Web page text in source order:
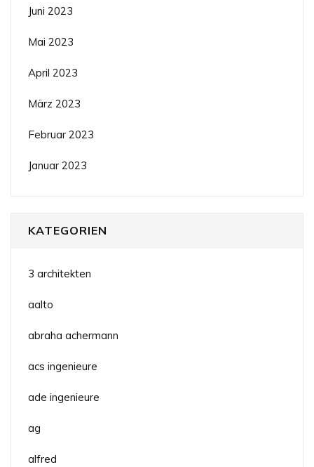
Juni 2023
Mai 2023
April 2023
März 2023
Februar 2023
Januar 2023
KATEGORIEN
3 architekten
aalto
abraha achermann
acs ingenieure
ade ingenieure
ag
alfred